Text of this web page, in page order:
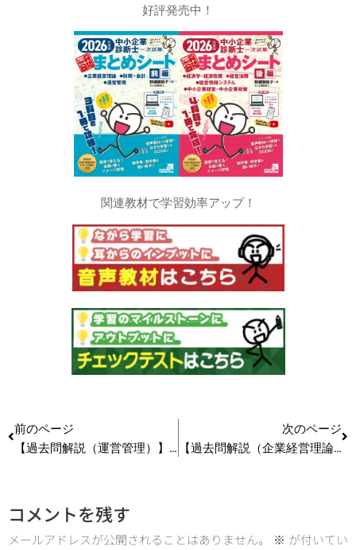
好評発売中！
関連教材で学習効率アップ！
前のページ
【過去問解説（運営管理）】R5（再試） 第24問 修正ハフモデル #中小企業診断士試験
次のページ
【過去問解説（企業経営理論）】R5(再試) 第8問 イノベーションと補完的資産 #中小企業診断士試験
コメントを残す
メールアドレスが公開されることはありません。 ※ が付いてい